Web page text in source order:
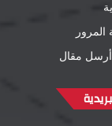
المرور
مقال